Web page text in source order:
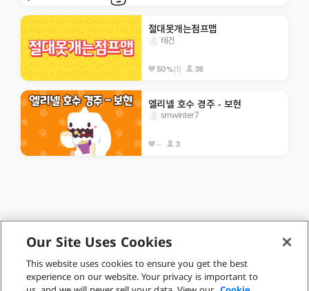
절대못개는점프맵
태건
50%(1) 38
엘리넬 호수 경주 - 보현
smwinter7
-- 3
ⓒ Nexon Korea Corp. & Toben Studio Inc.
All Rights Reserved.
Our Site Uses Cookies
This website uses cookies to ensure you get the best
experience on our website. Your privacy is important to